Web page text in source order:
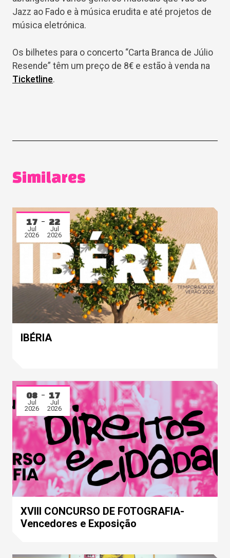
Jazz ao Fado e à música erudita e até projetos de
música eletrónica.
Os bilhetes para o concerto “Carta Branca de Júlio
Resende” têm um preço de 8€ e estão à venda na
Ticketline.
Similares
17
Jul
2026
22
Jul
2026
IBÉRIA
08
Jul
2026
17
Jul
2026
XVIII CONCURSO DE FOTOGRAFIA-
Vencedores e Exposição